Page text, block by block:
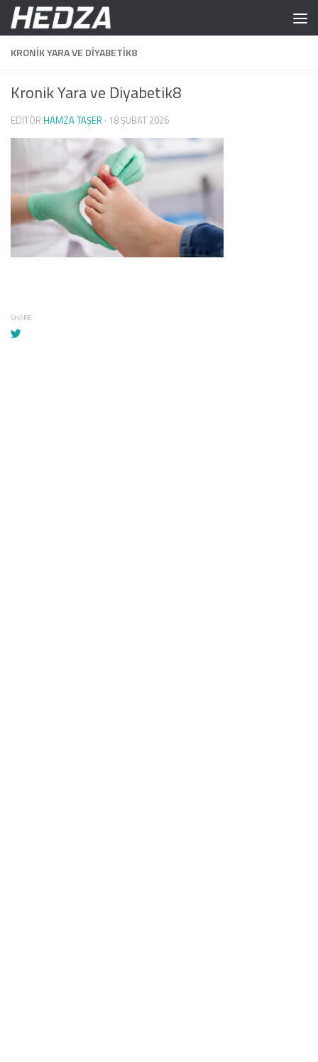
Skip to content
KRONIK YARA VE DIYABETIK8
Kronik Yara ve Diyabetik8
EDITÖR HAMZA TAŞER · 18 ŞUBAT 2026
SHARE